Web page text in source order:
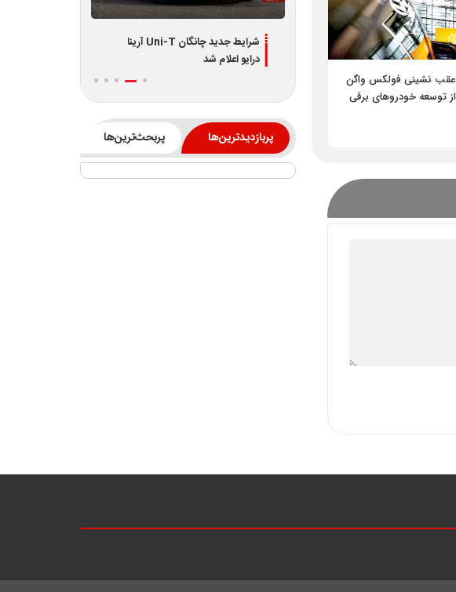
عقب نشینی فولکس واگن
از توسعه خودرو‌های برقی
شرایط فروش محصولات مدیران
خودرو ویژه مرداد 1405
شرایط جدید چانگان Uni-T آرینا
درایو اعلام شد
پربازدیدترین‌ها پربحث‌ترین‌ها